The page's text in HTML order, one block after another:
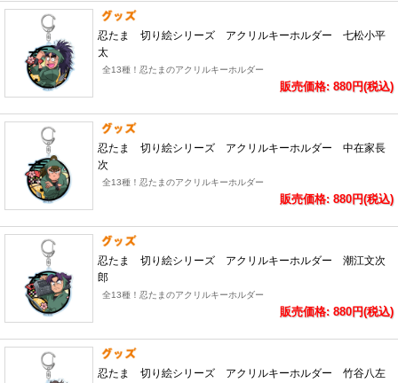
忍たま 切り絵シリーズ アクリルキーホルダー 七松小平
太
全13種！忍たまのアクリルキーホルダー
販売価格: 880円(税込)
忍たま 切り絵シリーズ アクリルキーホルダー 中在家長
次
全13種！忍たまのアクリルキーホルダー
販売価格: 880円(税込)
忍たま 切り絵シリーズ アクリルキーホルダー 潮江文次
郎
全13種！忍たまのアクリルキーホルダー
販売価格: 880円(税込)
忍たま 切り絵シリーズ アクリルキーホルダー 竹谷八左